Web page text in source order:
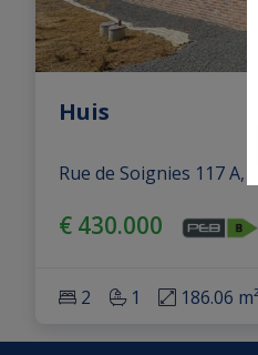
Huis
Rue de Soignies 117 A,
€ 430.000
2 1 186.06 m²